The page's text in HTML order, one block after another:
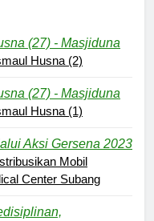
(27) - Masjiduna
Husna (2)
(27) - Masjiduna
Husna (1)
Aksi Gersena 2023
Mobil
Center Subang